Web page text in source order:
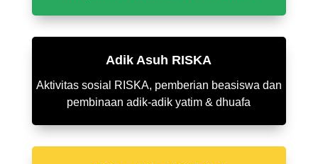
Adik Asuh RISKA
Aktivitas sosial RISKA, pemberian beasiswa dan
pembinaan adik-adik yatim & dhuafa